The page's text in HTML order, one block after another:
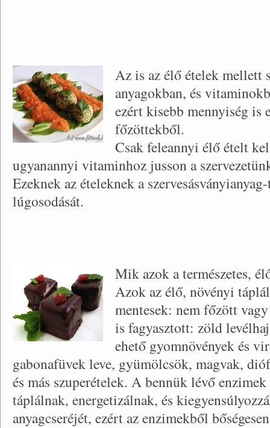
Az is az élő ételek mellett
anyagokban, és
ezért kisebb mennyiség is
főzöttekből.
Csak feleannyi élő ételt
ugyanannyi vitaminhoz jusson a
Ezeknek az ételeknek a
lúgosodását.
Mik azok a természetes,
Azok az élő, növényi
mentesek: nem főzött
is fagyasztott: zöld
ehető gyomnövények és
gabonafüvek leve, gyümölcsök, magvak,
és más szuperételek. A bennük lévő
táplálnak, energetizálnak, és
anyagcseréjét, ezért az enzimekből